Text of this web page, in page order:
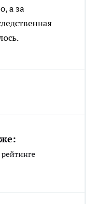
а за
рейтинге